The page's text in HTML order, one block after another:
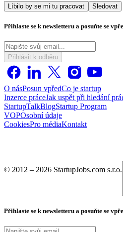
Líbilo by se mi tu pracovat Sledovat
Přihlaste se k newsletteru a posuňte se
Přihlásit k odběru
O násPosun vpředCo je startup
Inzerce práceJak uspět při hledání
StartupTalkBlogStartup Program
VOPOsobní údaje
CookiesPro médiaKontakt
© 2012 – 2026 StartupJobs.com s.r.o.
Přihlaste se k newsletteru a posuňte se